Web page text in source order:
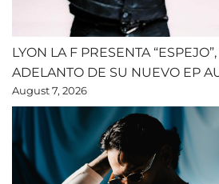
LYON LA F PRESENTA
ADELANTO DE SU NUEVO EP
August 7, 2026